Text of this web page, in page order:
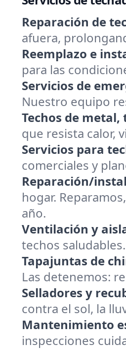
Reparación de
afuera,
Reemplazo e
para las
Servicios de
Nuestro equipo
Techos de
que resista calor,
Servicios para
comerciales y
Reparación/
hogar.
año.
Ventilación y
techos
Tapajuntas de
Las detenemos:
Selladores y
contra el sol, la
Mantenimiento
inspecciones